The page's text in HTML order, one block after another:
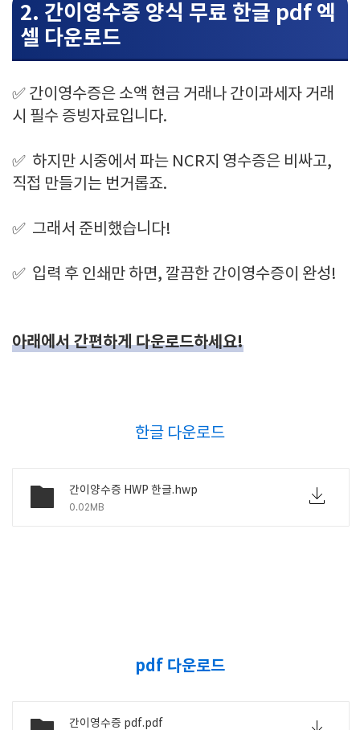
2. 간이영수증 양식 무료 한글 pdf 엑
셀 다운로드
✅ 간이영수증은 소액 현금 거래나 간이과세자 거래
시 필수 증빙자료입니다.
✅ 하지만 시중에서 파는 NCR지 영수증은 비싸고,
직접 만들기는 번거롭죠.
✅ 그래서 준비했습니다!
✅ 입력 후 인쇄만 하면, 깔끔한 간이영수증이 완성!
아래에서 간편하게 다운로드하세요!
한글 다운로드
간이양수증 HWP 한글.hwp
0.02MB
pdf 다운로드
간이영수증 pdf.pdf